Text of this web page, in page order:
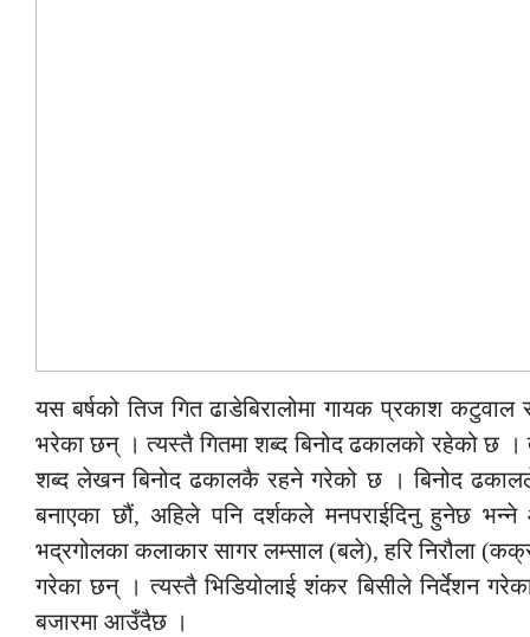
यस बर्षको तिज गित ढाडेबिरालोमा गायक प्रकाश
भरेका छन् । त्यस्तै गितमा शब्द बिनोद ढकालको रहेको छ
शब्द लेखन बिनोद ढकालकै रहने गरेको छ । बिनोद ढकालले
बनाएका छौं, अहिले पनि दर्शकले मनपराईदिनु हुनेछ
भद्रगोलका कलाकार सागर लम्साल (बले), हरि निरौला
गरेका छन् । त्यस्तै भिडियोलाई शंकर बिसीले निर्देशन
बजारमा आउँदैछ ।